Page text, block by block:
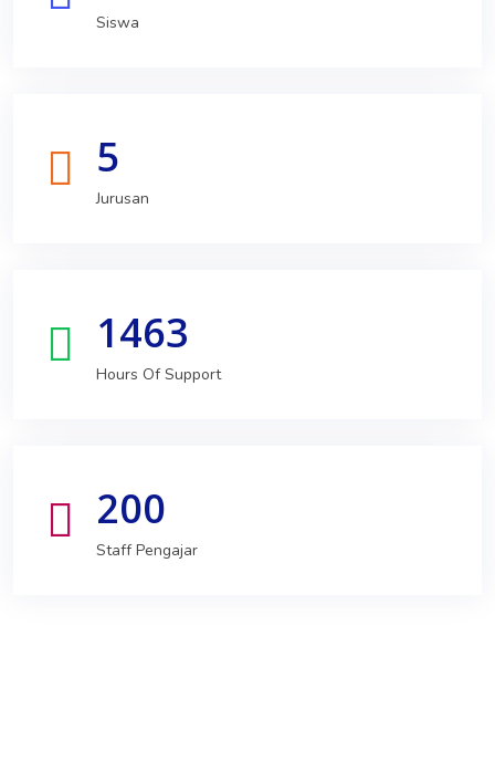
Siswa
5
Jurusan
1463
Hours Of Support
200
Staff Pengajar